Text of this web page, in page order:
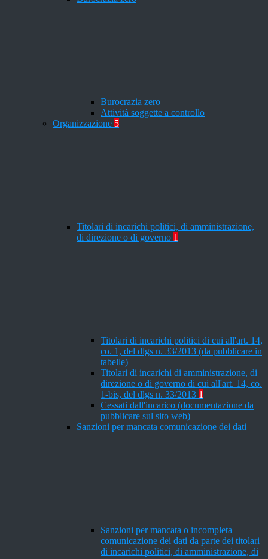
Burocrazia zero
Attività soggette a controllo
Organizzazione 5
Titolari di incarichi politici, di amministrazione,
di direzione o di governo 1
Titolari di incarichi politici di cui all'art. 14,
co. 1, del dlgs n. 33/2013 (da pubblicare in
tabelle)
Titolari di incarichi di amministrazione, di
direzione o di governo di cui all'art. 14, co.
1-bis, del dlgs n. 33/2013 1
Cessati dall'incarico (documentazione da
pubblicare sul sito web)
Sanzioni per mancata comunicazione dei dati
Sanzioni per mancata o incompleta
comunicazione dei dati da parte dei titolari
di incarichi politici, di amministrazione, di